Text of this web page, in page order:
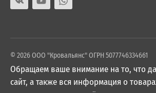
© 2026 ООО "Кровальянс" ОГРН 5077746334661
Обращаем ваше внимание на то, что
сайт, а также вся информация о